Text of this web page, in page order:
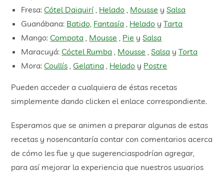
Fresa: Cótel Daiquirí , Helado , Mousse ySalsa
Guanábana: Batido, Fantasía , Helado yTarta
Mango: Compota , Mousse , Pie ySalsa
Maracuyá: Cóctel Rumba , Mousse ,Salsa yTorta
Mora: Coullís , Gelatina , Helado y Postre
Pueden acceder a cualquiera de éstas recetas
simplemente dando clicken el enlace correspondiente.
Esperamos que se animen a preparar algunas de estas
recetas y nosencantaría contar con comentarios acerca
de cómo les fue y que sugerenciaspodrían agregar,
para así mejorar la experiencia que nuestros usuarios